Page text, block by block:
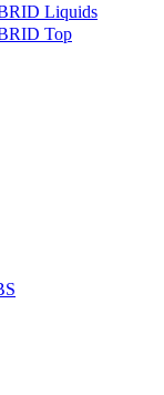
Liquids
Top